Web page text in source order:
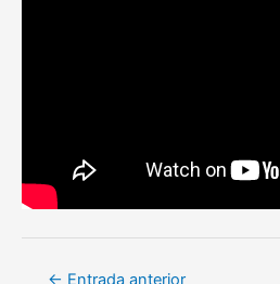
Navegación
← Entrada anterior